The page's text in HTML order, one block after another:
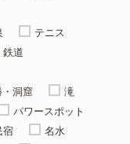
テニス
鉄道
・洞窟
滝
パワースポット
宿
名水